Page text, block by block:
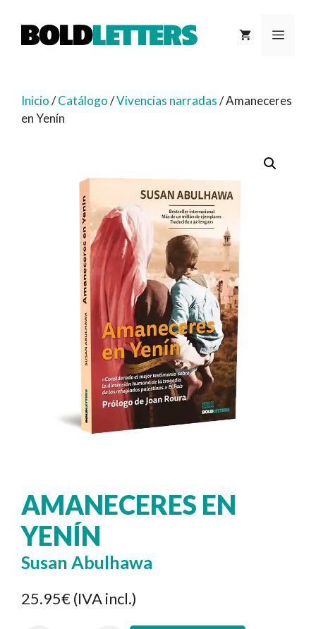
contenido
Inicio/Catálogo/Vivencias narradas/ Amaneceres
en Yenín
AMANECERES EN
YENÍN
Susan Abulhawa
25.95€(IVA incl.)